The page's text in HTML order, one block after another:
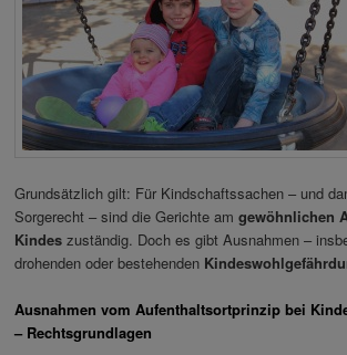
Grundsätzlich gilt: Für Kindschaftssachen – und
Sorgerecht – sind die Gerichte amgewöhnlichen
Kindes zuständig. Doch es gibt Ausnahmen –
drohenden oder bestehenden
Ausnahmen vom Aufenthaltsortprinzip bei
– Rechtsgrundlagen